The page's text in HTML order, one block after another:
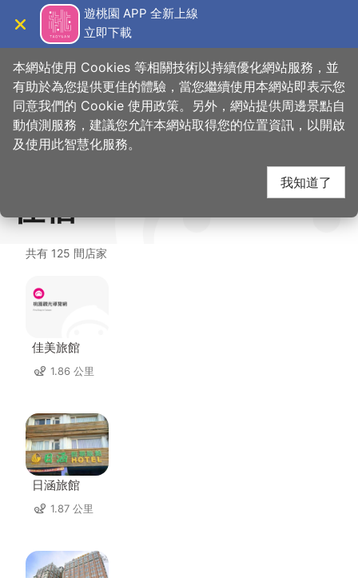
主
遊桃園 APP 全新上線
立即下載
首頁 > 想去的地方 > 住宿 > 摩斯汽車旅館 MosMotel (3星)
摩斯汽車旅館
MosMotel (3星) 周邊
住宿
共有 125 間店家
佳美旅館
1.86 公里
日涵旅館
1.87 公里
本網站使用 Cookies 等相關技術以持續優化網站服務，並
有助於為您提供更佳的體驗，當您繼續使用本網站即表示您
同意我們的 Cookie 使用政策。另外，網站提供周邊景點自
動偵測服務，建議您允許本網站取得您的位置資訊，以開啟
及使用此智慧化服務。
我知道了